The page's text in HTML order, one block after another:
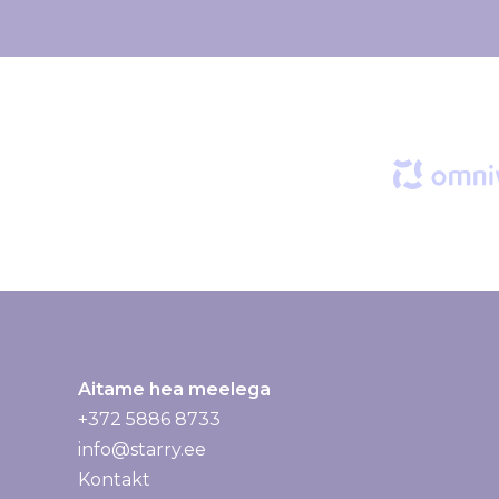
j
Aitame hea meelega
+372 5886 8733
info@starry.ee
Kontakt